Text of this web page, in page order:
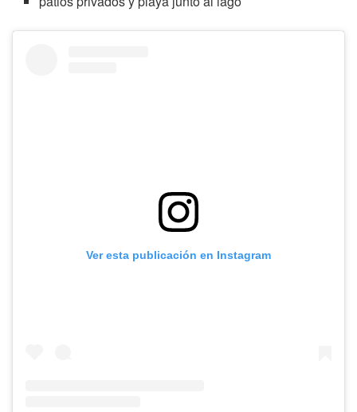
Ver esta publicación en Instagram